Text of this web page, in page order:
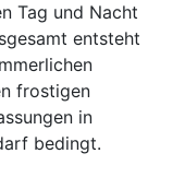
Tag und Nacht
entsteht
frostigen
in
bedingt.